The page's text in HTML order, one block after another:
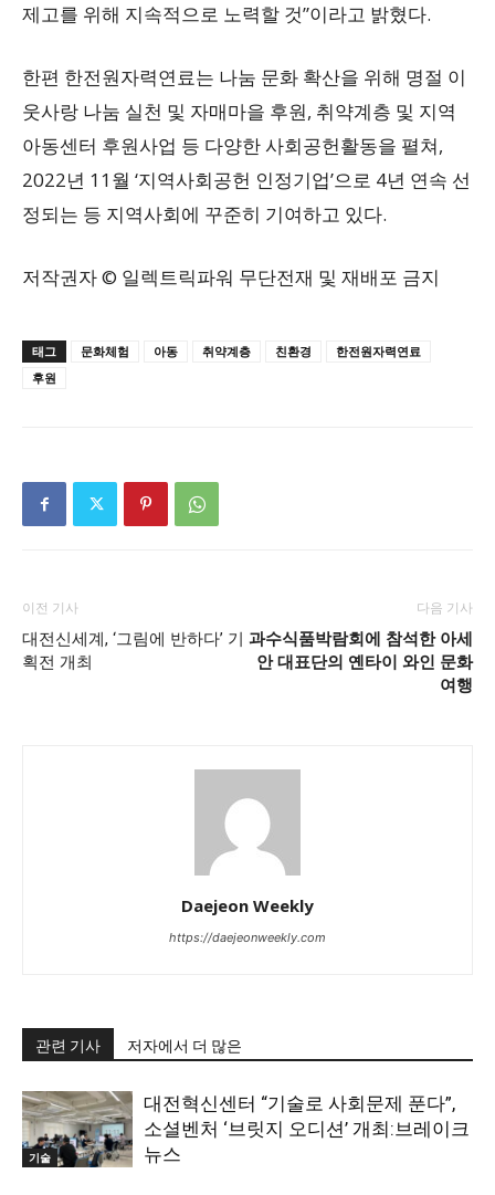
제고를 위해 지속적으로 노력할 것”이라고 밝혔다.
한편 한전원자력연료는 나눔 문화 확산을 위해 명절 이
웃사랑 나눔 실천 및 자매마을 후원, 취약계층 및 지역
아동센터 후원사업 등 다양한 사회공헌활동을 펼쳐,
2022년 11월 ‘지역사회공헌 인정기업’으로 4년 연속 선
정되는 등 지역사회에 꾸준히 기여하고 있다.
저작권자 © 일렉트릭파워 무단전재 및 재배포 금지
태그 문화체험 아동 취약계층 친환경
한전원자력연료
후원
이전 기사
대전신세계, ‘그림에 반하다’ 기
획전 개최
다음 기사
과수식품박람회에 참석한 아세
안 대표단의 옌타이 와인 문화
여행
Daejeon Weekly
https://daejeonweekly.com
관련 기사 저자에서 더 많은
기술
대전혁신센터 “기술로 사회문제 푼다”,
소셜벤처 ‘브릿지 오디션’ 개최:브레이크
뉴스